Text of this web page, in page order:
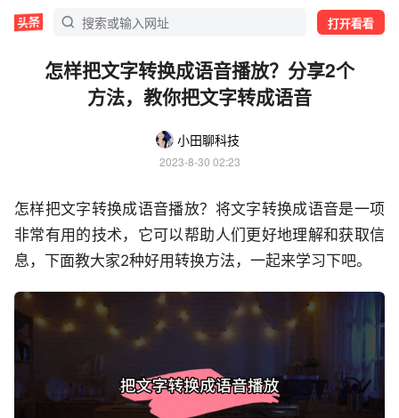
打开看看
怎样把文字转换成语音播放？分享2个
方法，教你把文字转成语音
小田聊科技
2023-8-30 02:23
怎样把文字转换成语音播放？将文字转换成语音是一项
非常有用的技术，它可以帮助人们更好地理解和获取信
息，下面教大家2种好用转换方法，一起来学习下吧。